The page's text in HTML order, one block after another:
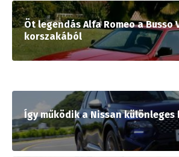
Öt legendás Alfa Romeo a Busso
korszakából
Így működik a Nissan különleges